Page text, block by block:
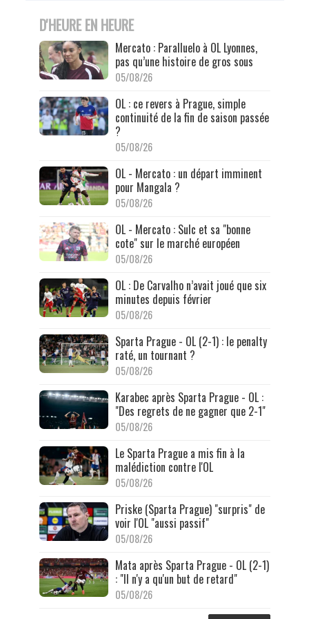
D'HEURE EN HEURE
Mercato : Paralluelo à OL Lyonnes,
pas qu’une histoire de gros sous
05/08/26
OL : ce revers à Prague, simple
continuité de la fin de saison passée
?
05/08/26
OL - Mercato : un départ imminent
pour Mangala ?
05/08/26
OL - Mercato : Sulc et sa "bonne
cote" sur le marché européen
05/08/26
OL : De Carvalho n’avait joué que six
minutes depuis février
05/08/26
Sparta Prague - OL (2-1) : le penalty
raté, un tournant ?
05/08/26
Karabec après Sparta Prague - OL :
"Des regrets de ne gagner que 2-1"
05/08/26
Le Sparta Prague a mis fin à la
malédiction contre l'OL
05/08/26
Priske (Sparta Prague) "surpris" de
voir l'OL "aussi passif"
05/08/26
Mata après Sparta Prague - OL (2-1)
: "Il n'y a qu'un but de retard"
05/08/26